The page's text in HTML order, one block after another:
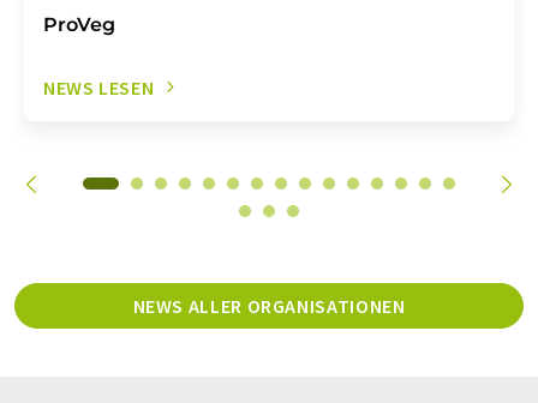
ProVeg
NEWS LESEN
NEWS ALLER ORGANISATIONEN